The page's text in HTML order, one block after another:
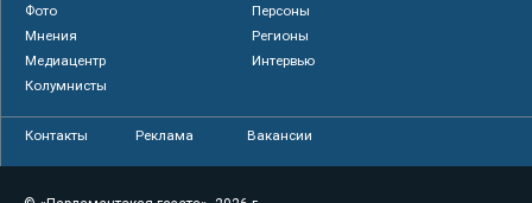
Фото
Персоны
Мнения
Регионы
Медиацентр
Интервью
Колумнисты
Контакты Реклама Вакансии